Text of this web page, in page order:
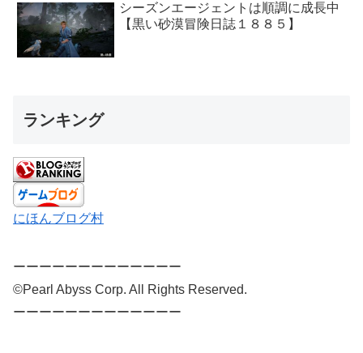
シーズンエージェントは順調に成長中
【黒い砂漠冒険日誌１８８５】
ランキング
にほんブログ村
ーーーーーーーーーーーーー
©Pearl Abyss Corp. All Rights Reserved.
ーーーーーーーーーーーーー